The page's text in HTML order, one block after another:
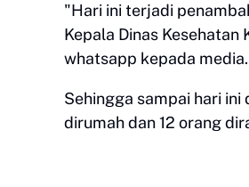
"Hari ini terjadi
Kepala Dinas
whatsapp kepada media.
Sehingga sampai hari
dirumah dan 12 orang